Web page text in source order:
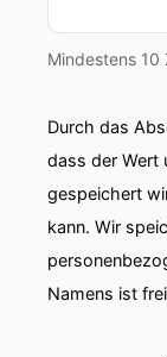
Mindestens 10
Durch das
dass der Wert
gespeichert
kann. Wir
Namens ist